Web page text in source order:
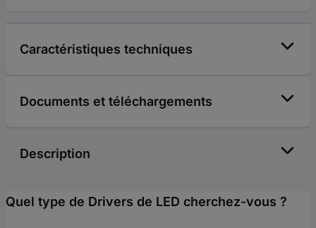
Caractéristiques techniques
Documents et téléchargements
Description
Quel type de Drivers de LED cherchez-vous ?